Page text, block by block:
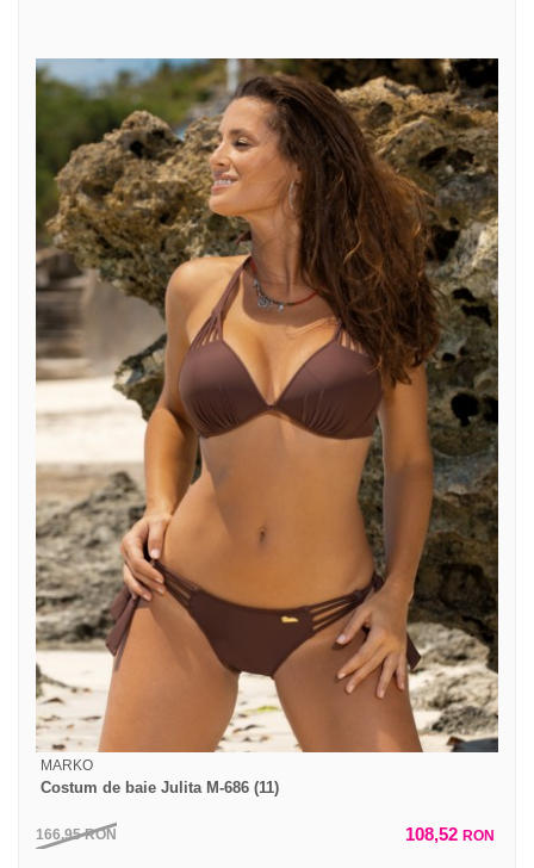
MARKO
Costum de baie Julita M-686 (11)
166,95RON 108,52 RON